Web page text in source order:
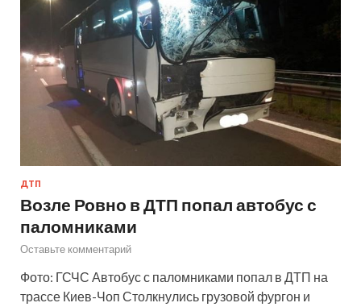
ДТП
Возле Ровно в ДТП попал автобус с
паломниками
Оставьте комментарий
Фото: ГСЧС Автобус с паломниками попал в ДТП на
трассе Киев-Чоп Столкнулись грузовой фургон и